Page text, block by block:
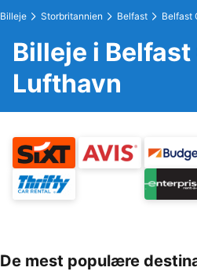
Billeje Storbritannien Belfast Belfast
Billeje i
Lufthavn
De mest populære